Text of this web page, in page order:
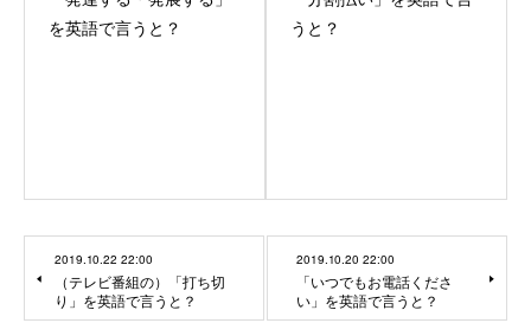
を英語で言うと？
うと？
2019.10.22 22:00
（テレビ番組の）「打ち切
り」を英語で言うと？
2019.10.20 22:00
「いつでもお電話くださ
い」を英語で言うと？